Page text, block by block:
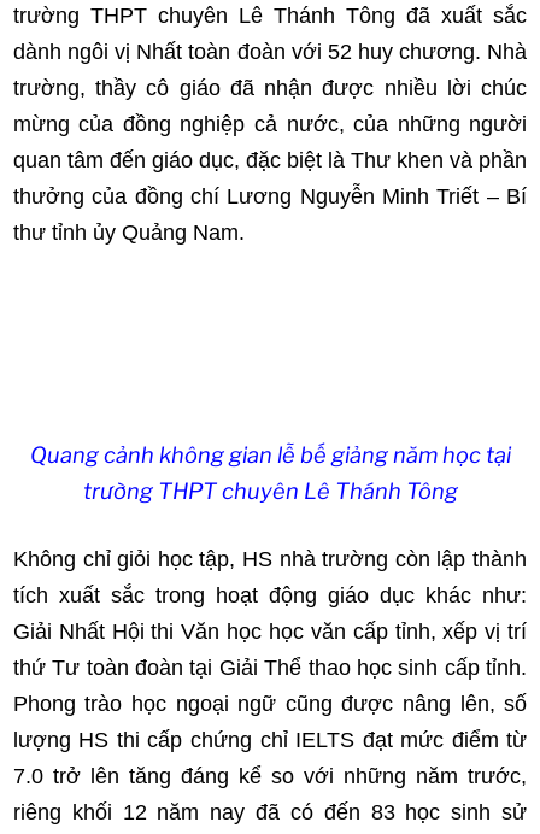
trường THPT chuyên Lê Thánh Tông đã xuất sắc
dành ngôi vị Nhất toàn đoàn với 52 huy chương. Nhà
trường, thầy cô giáo đã nhận được nhiều lời chúc
mừng của đồng nghiệp cả nước, của những người
quan tâm đến giáo dục, đặc biệt là Thư khen và phần
thưởng của đồng chí Lương Nguyễn Minh Triết – Bí
thư tỉnh ủy Quảng Nam.
Quang cảnh không gian lễ bế giảng năm học tại
trường THPT chuyên Lê Thánh Tông
Không chỉ giỏi học tập, HS nhà trường còn lập thành
tích xuất sắc trong hoạt động giáo dục khác như:
Giải Nhất Hội thi Văn học học văn cấp tỉnh, xếp vị trí
thứ Tư toàn đoàn tại Giải Thể thao học sinh cấp tỉnh.
Phong trào học ngoại ngữ cũng được nâng lên, số
lượng HS thi cấp chứng chỉ IELTS đạt mức điểm từ
7.0 trở lên tăng đáng kể so với những năm trước,
riêng khối 12 năm nay đã có đến 83 học sinh sử